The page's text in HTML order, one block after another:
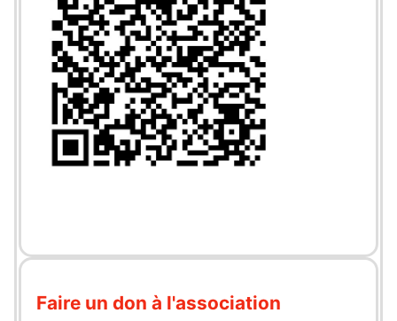
Faire un don à l'association